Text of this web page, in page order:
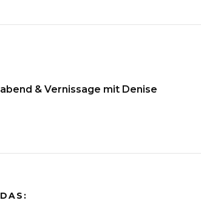
& Vernissage mit Denise